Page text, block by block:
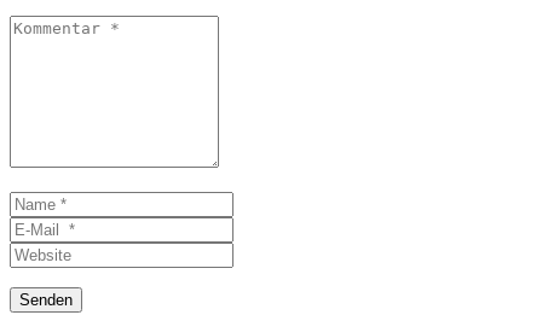
Kommentar
Name
*E-
Mail
*
Website
Senden